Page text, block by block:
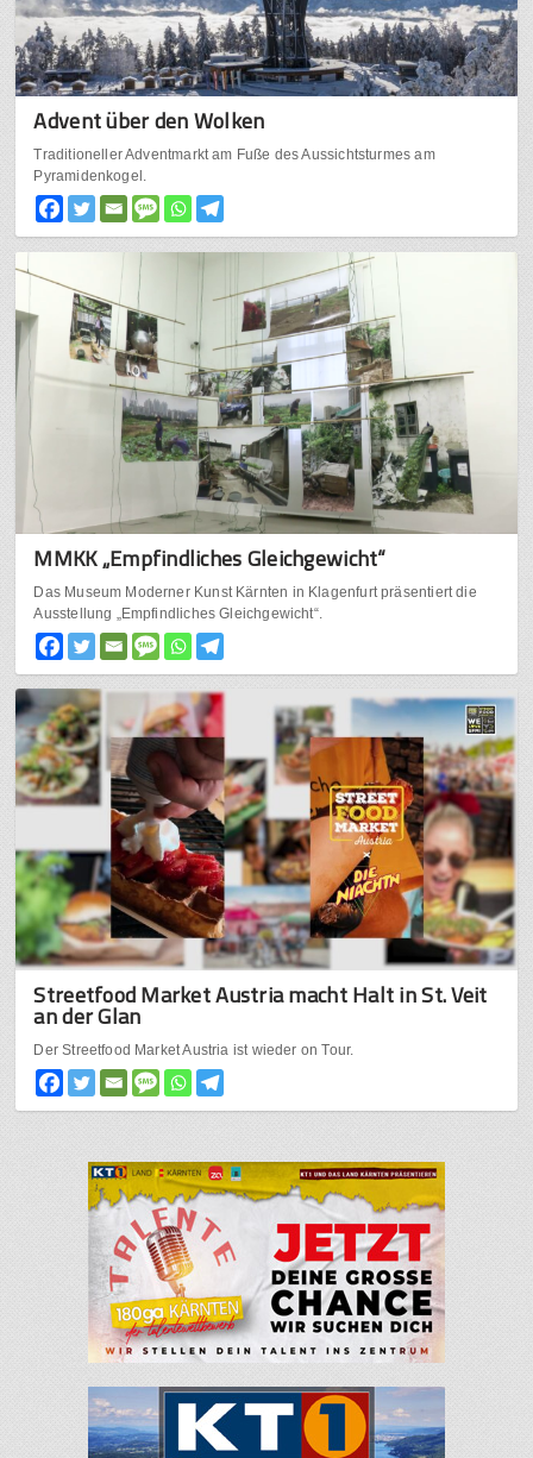
Advent über den Wolken
Traditioneller Adventmarkt am Fuße des Aussichtsturmes am
Pyramidenkogel.
MMKK „Empfindliches Gleichgewicht“
Das Museum Moderner Kunst Kärnten in Klagenfurt präsentiert die
Ausstellung „Empfindliches Gleichgewicht“.
Streetfood Market Austria macht Halt in St. Veit
an der Glan
Der Streetfood Market Austria ist wieder on Tour.